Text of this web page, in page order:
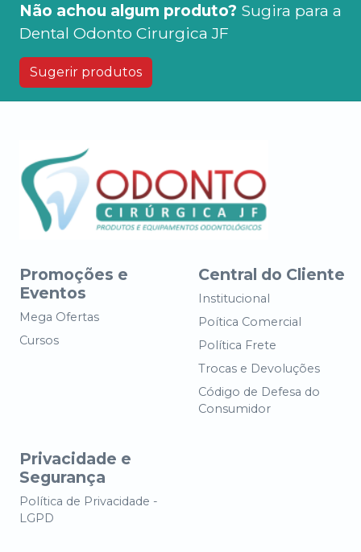
Não achou algum produto? Sugira para a
Dental Odonto Cirurgica JF
Sugerir produtos
Promoções e
Eventos
Mega Ofertas
Cursos
Central do Cliente
Institucional
Poítica Comercial
Política Frete
Trocas e Devoluções
Código de Defesa do
Consumidor
Privacidade e
Segurança
Política de Privacidade -
LGPD